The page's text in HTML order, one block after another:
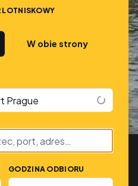
LOTNISKOWY
W obie strony
GODZINA ODBIORU